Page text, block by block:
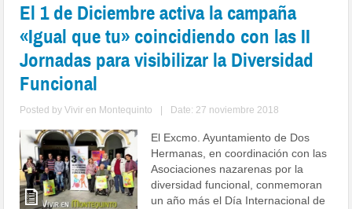
El 1 de Diciembre activa la campaña
«Igual que tu» coincidiendo con las II
Jornadas para visibilizar la Diversidad
Funcional
Posted byVivir en Montequinto Date: 27 noviembre 2018
El Excmo. Ayuntamiento de Dos
Hermanas, en coordinación con las
Asociaciones nazarenas por la
diversidad funcional, conmemoran
un año más el Día Internacional de